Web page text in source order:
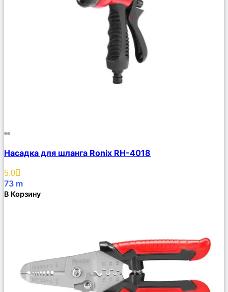
Описание
Избранное
Насадка для шланга Ronix RH-4018
5.0
73 m
В Корзину